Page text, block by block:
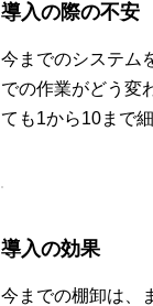
導入の際の不安
今までのシステム
での作業がどう変
ても1から10まで
導入の効果
今までの棚卸は、